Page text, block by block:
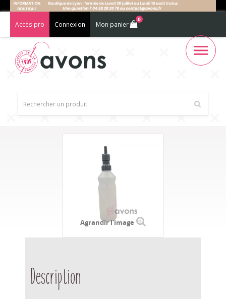
Accès pro Connexion Mon panier
0
Agrandir l'image
Description